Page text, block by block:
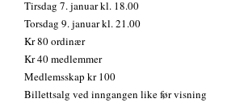
Tirsdag 7. januar kl. 18.00
Torsdag 9. januar kl. 21.00
Kr 80 ordinær
Kr 40 medlemmer
Medlemsskap kr 100
Billettsalg ved inngangen like før visning